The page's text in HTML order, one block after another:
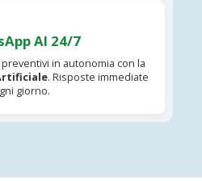
AI 24/7
in autonomia con la
. Risposte immediate
giorno.